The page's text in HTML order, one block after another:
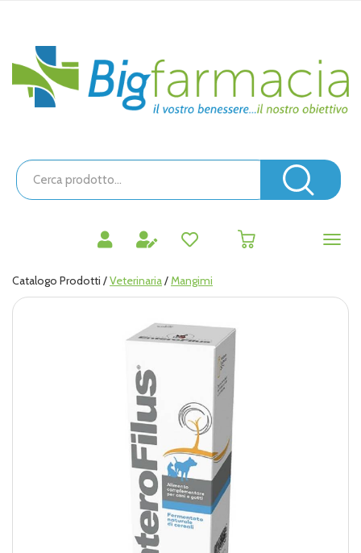
principaleBigfarmacia
Cerca
Prodotto
Catalogo Prodotti /Veterinaria/Mangimi